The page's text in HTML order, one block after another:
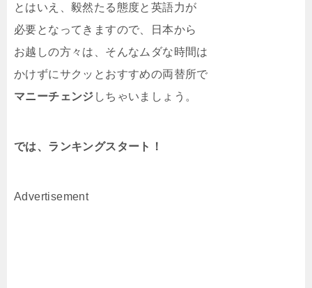
とはいえ、毅然たる態度と英語力が
必要となってきますので、日本から
お越しの方々は、そんなムダな時間は
かけずにサクッとおすすめの両替所で
マニーチェンジ しちゃいましょう。
では、ランキングスタート！
Advertisement